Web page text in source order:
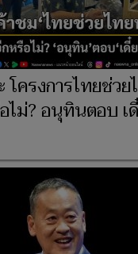
โครงการไทยช่ว
ไม่? อนุทินตอบ เ